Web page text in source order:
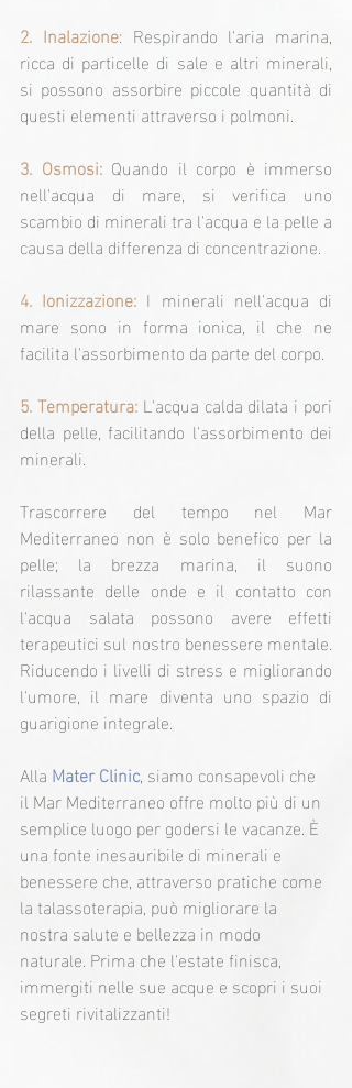
2. Inalazione: Respirando l'aria marina,
ricca di particelle di sale e altri minerali,
si possono assorbire piccole quantità di
questi elementi attraverso i polmoni.
3. Osmosi: Quando il corpo è immerso
nell'acqua di mare, si verifica uno
scambio di minerali tra l'acqua e la pelle a
causa della differenza di concentrazione.
4. Ionizzazione: I minerali nell'acqua di
mare sono in forma ionica, il che ne
facilita l'assorbimento da parte del corpo.
5. Temperatura: L'acqua calda dilata i pori
della pelle, facilitando l'assorbimento dei
minerali.
Trascorrere del tempo nel Mar
Mediterraneo non è solo benefico per la
pelle; la brezza marina, il suono
rilassante delle onde e il contatto con
l'acqua salata possono avere effetti
terapeutici sul nostro benessere mentale.
Riducendo i livelli di stress e migliorando
l'umore, il mare diventa uno spazio di
guarigione integrale.
Alla Mater Clinic, siamo consapevoli che
il Mar Mediterraneo offre molto più di un
semplice luogo per godersi le vacanze. È
una fonte inesauribile di minerali e
benessere che, attraverso pratiche come
la talassoterapia, può migliorare la
nostra salute e bellezza in modo
naturale. Prima che l'estate finisca,
immergiti nelle sue acque e scopri i suoi
segreti rivitalizzanti!